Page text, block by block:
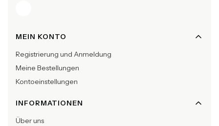
Fußzeilenmenü
MEIN KONTO
Registrierung und Anmeldung
Meine Bestellungen
Kontoeinstellungen
INFORMATIONEN
Über uns